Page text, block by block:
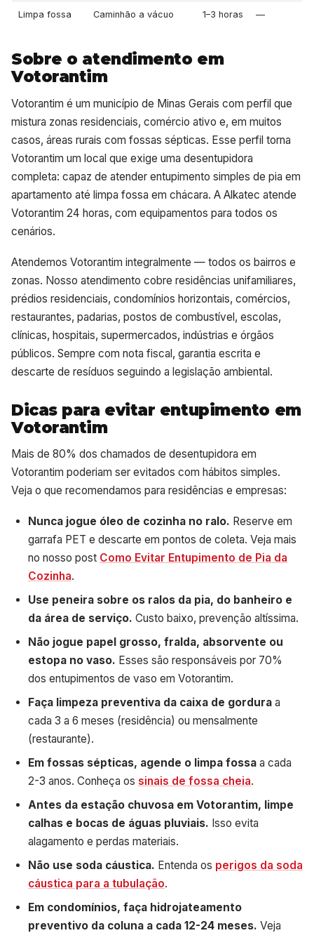
Limpa fossa Caminhão a vácuo 1–3 horas —
Sobre o atendimento em
Votorantim
Votorantim é um município de Minas Gerais com perfil que
mistura zonas residenciais, comércio ativo e, em muitos
casos, áreas rurais com fossas sépticas. Esse perfil torna
Votorantim um local que exige uma desentupidora
completa: capaz de atender entupimento simples de pia em
apartamento até limpa fossa em chácara. A Alkatec atende
Votorantim 24 horas, com equipamentos para todos os
cenários.
Atendemos Votorantim integralmente — todos os bairros e
zonas. Nosso atendimento cobre residências unifamiliares,
prédios residenciais, condomínios horizontais, comércios,
restaurantes, padarias, postos de combustível, escolas,
clínicas, hospitais, supermercados, indústrias e órgãos
públicos. Sempre com nota fiscal, garantia escrita e
descarte de resíduos seguindo a legislação ambiental.
Dicas para evitar entupimento em
Votorantim
Mais de 80% dos chamados de desentupidora em
Votorantim poderiam ser evitados com hábitos simples.
Veja o que recomendamos para residências e empresas:
Nunca jogue óleo de cozinha no ralo. Reserve em
garrafa PET e descarte em pontos de coleta. Veja mais
no nosso post Como Evitar Entupimento de Pia da
Cozinha.
Use peneira sobre os ralos da pia, do banheiro e
da área de serviço. Custo baixo, prevenção altíssima.
Não jogue papel grosso, fralda, absorvente ou
estopa no vaso. Esses são responsáveis por 70%
dos entupimentos de vaso em Votorantim.
Faça limpeza preventiva da caixa de gordura a
cada 3 a 6 meses (residência) ou mensalmente
(restaurante).
Em fossas sépticas, agende o limpa fossa a cada
2-3 anos. Conheça os sinais de fossa cheia.
Antes da estação chuvosa em Votorantim, limpe
calhas e bocas de águas pluviais. Isso evita
alagamento e perdas materiais.
Não use soda cáustica. Entenda os perigos da soda
cáustica para a tubulação.
Em condomínios, faça hidrojateamento
preventivo da coluna a cada 12-24 meses. Veja